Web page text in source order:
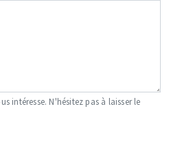
intéresse. N'hésitez pas à laisser le